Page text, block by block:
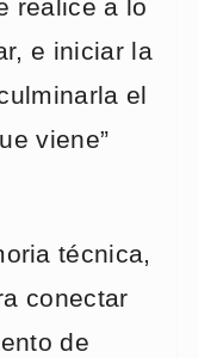
realice a lo
e iniciar la
el
viene”
técnica,
conectar
de